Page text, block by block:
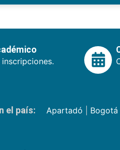
el país: Apartadó Bogotá